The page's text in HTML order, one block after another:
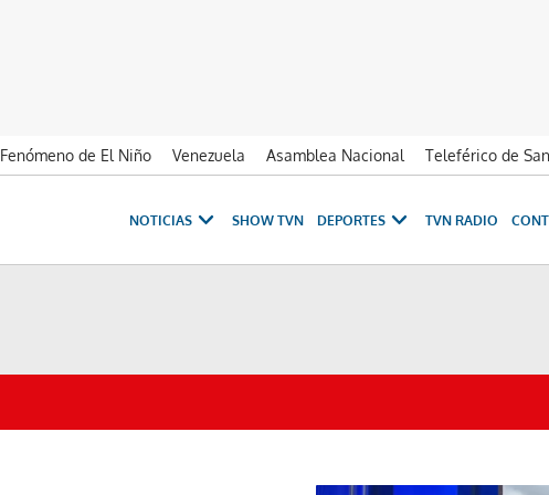
Fenómeno de El Niño Venezuela Asamblea Nacional Teleférico de
NOTICIAS SHOW TVN DEPORTES TVN RADIO